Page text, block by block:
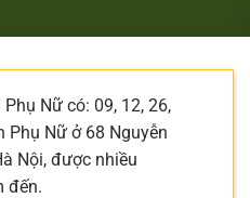
Nữ có: 09, 12, 26,
Phụ Nữ ở 68 Nguyễn
Nội, được nhiều
đến.